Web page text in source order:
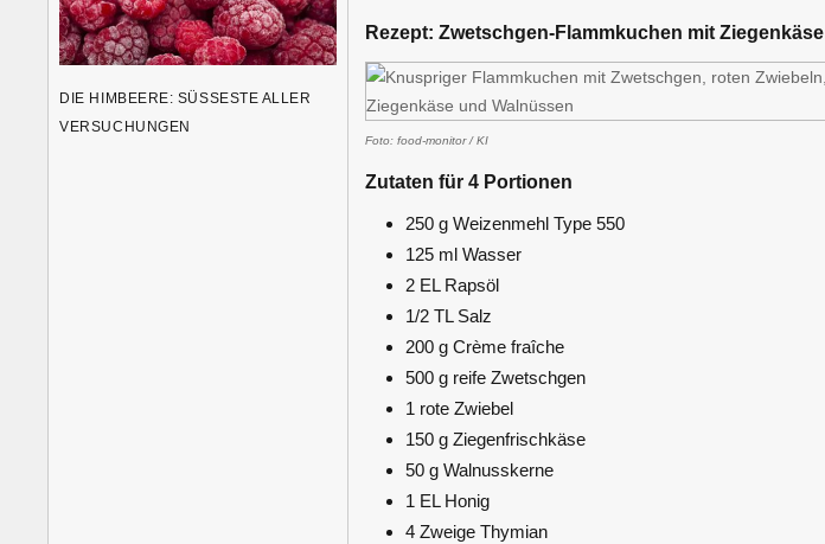
Rezept: Zwetschgen-Flammkuchen mit Ziegenkäse
Foto: food-monitor / KI
Zutaten für 4 Portionen
250 g Weizenmehl Type 550
125 ml Wasser
2 EL Rapsöl
1/2 TL Salz
200 g Crème fraîche
500 g reife Zwetschgen
1 rote Zwiebel
150 g Ziegenfrischkäse
50 g Walnusskerne
1 EL Honig
4 Zweige Thymian
DIE HIMBEERE: SÜSSESTE ALLER V
ERSUCHUNGEN